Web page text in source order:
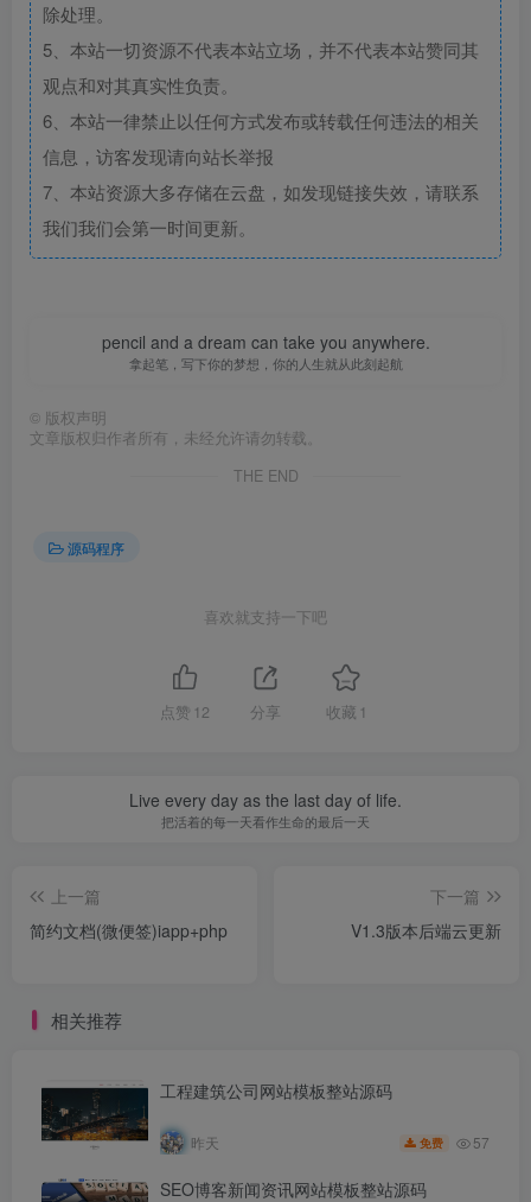
除处理。
5、本站一切资源不代表本站立场，并不代表本站赞同其
观点和对其真实性负责。
6、本站一律禁止以任何方式发布或转载任何违法的相关
信息，访客发现请向站长举报
7、本站资源大多存储在云盘，如发现链接失效，请联系
我们我们会第一时间更新。
pencil and a dream can take you anywhere.
拿起笔，写下你的梦想，你的人生就从此刻起航
© 版权声明
文章版权归作者所有，未经允许请勿转载。
THE END
源码程序
喜欢就支持一下吧
点赞 12 分享 收藏 1
Live every day as the last day of life.
把活着的每一天看作生命的最后一天
上一篇
简约文档(微便签)iapp+php
下一篇
V1.3版本后端云更新
相关推荐
工程建筑公司网站模板整站源码
昨天 免费 57
SEO博客新闻资讯网站模板整站源码